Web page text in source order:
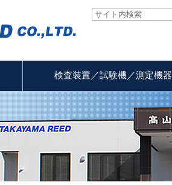
検査装置／試験機／測定機器